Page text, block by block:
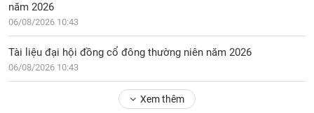
năm 2026
06/08/2026 10:43
Tài liệu đại hội đồng cổ đông thường niên năm 2026
06/08/2026 10:43
Xem thêm